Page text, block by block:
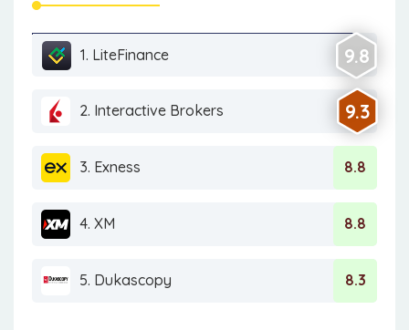
1. LiteFinance 9.8
2. Interactive Brokers 9.3
3. Exness 8.8
4. XM 8.8
5. Dukascopy 8.3